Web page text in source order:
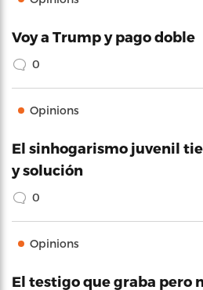
Voy a Trump y pago doble
0
Opinions
El sinhogarismo juvenil
y solución
0
Opinions
El testigo que graba pero